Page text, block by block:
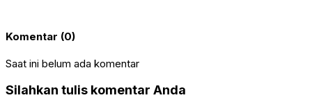
Komentar (0)
Saat ini belum ada komentar
Silahkan tulis komentar Anda